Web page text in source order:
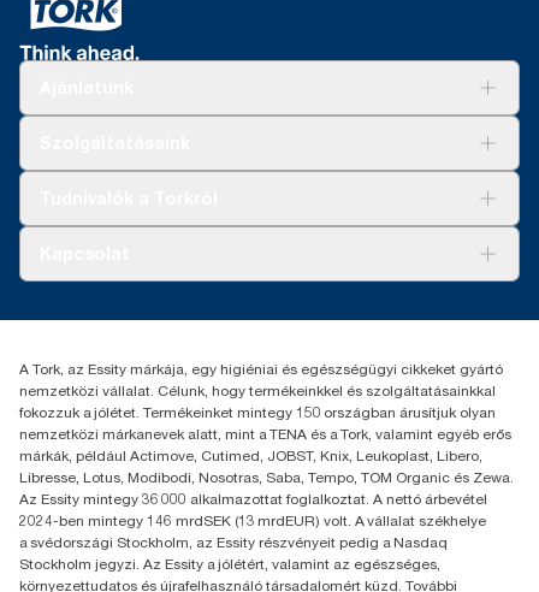
+36 1 392 2176
H-1021 Budapest
Budakeszi út 51.
A Tork, az Essity márkája, egy higiéniai és egészségügyi cikkeket gyártó
nemzetközi vállalat. Célunk, hogy termékeinkkel és szolgáltatásainkkal
fokozzuk a jólétet. Termékeinket mintegy 150 országban árusítjuk olyan
nemzetközi márkanevek alatt, mint a TENA és a Tork, valamint egyéb erős
márkák, például Actimove, Cutimed, JOBST, Knix, Leukoplast, Libero,
Libresse, Lotus, Modibodi, Nosotras, Saba, Tempo, TOM Organic és Zewa.
Az Essity mintegy 36 000 alkalmazottat foglalkoztat. A nettó árbevétel
2024-ben mintegy 146 mrdSEK (13 mrdEUR) volt. A vállalat székhelye
a svédországi Stockholm, az Essity részvényeit pedig a Nasdaq
Stockholm jegyzi. Az Essity a jólétért, valamint az egészséges,
környezettudatos és újrafelhasználó társadalomért küzd. További